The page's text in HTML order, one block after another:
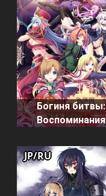
Богиня битвы:
Воспоминания
JP/RU